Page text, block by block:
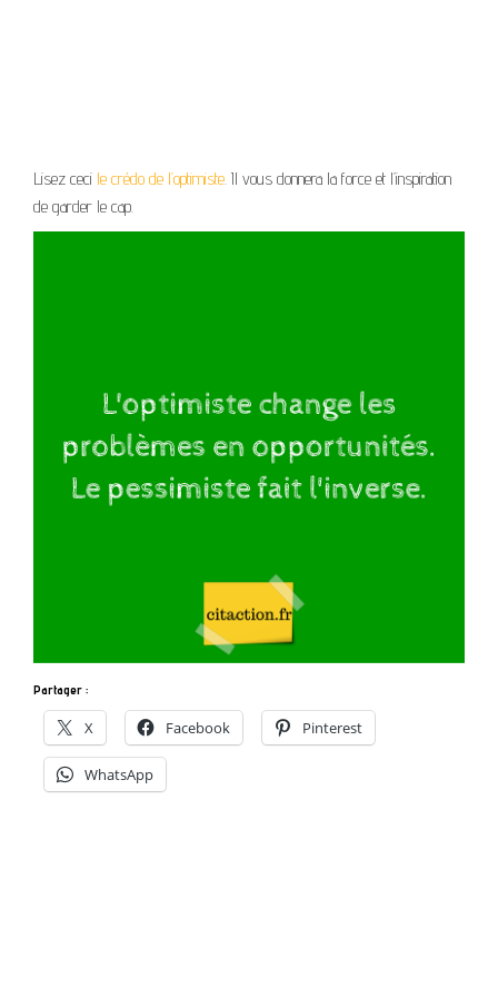
Lisez ceci le crédo de l’optimiste. Il vous donnera la force et l’inspiration
de garder le cap.
Partager :
X Facebook Pinterest
WhatsApp